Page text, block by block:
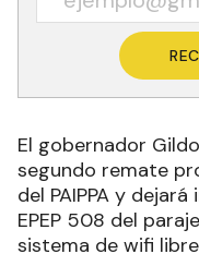
El gobernador
segundo remate
del PAIPPA y
EPEP 508 del
sistema de wifi